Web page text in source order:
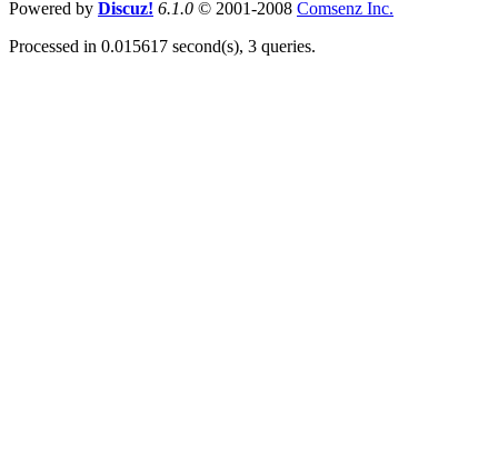
Powered by Discuz! 6.1.0 © 2001-2008 Comsenz Inc.
Processed in 0.015617 second(s), 3 queries.